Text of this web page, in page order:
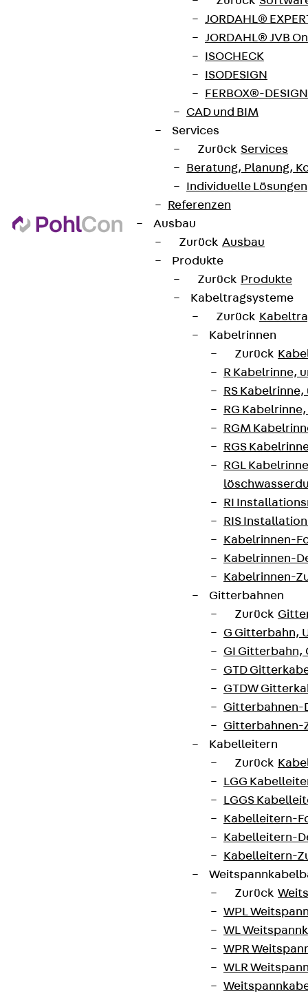
JORDAHL®
JORDAHL® JVB
ISOCHECK
ISODESIGN
FERBOX®-
CAD und BIM
Services
Zurück Services
Beratung, Planung,
Individuelle Lösungen
Referenzen
Ausbau
Zurück Ausbau
Produkte
Zurück Produkte
Kabeltragsysteme
Zurück
Kabelrinnen
Zurück
R Kabelrinne,
RS
RG
RGM
RGS
RGL
RI
RIS
Kabelrinnen-
Kabelrinnen-
Kabelrinnen-
Gitterbahnen
Zurück
G Gitterbahn,
GI Gitterbahn,
GTD
GTDW
Gitterbahnen-
Gitterbahnen-
Kabelleitern
Zurück
LGG
LGGS
Kabelleitern-
Kabelleitern-
Kabelleitern-
Zurück
WPL
WL
WPR
WLR